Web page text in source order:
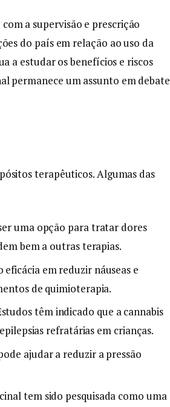
a supervisão e prescrição
do país em relação ao uso da
a estudar os benefícios e riscos
permanece um assunto em debate
terapêuticos. Algumas das
uma opção para tratar dores
bem a outras terapias.
em reduzir náuseas e
de quimioterapia.
têm indicado que a cannabis
refratárias em crianças.
ajudar a reduzir a pressão
tem sido pesquisada como uma